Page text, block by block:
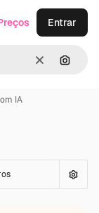
Limpar
Entrar
IA